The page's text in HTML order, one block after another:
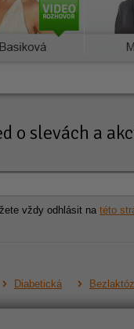
o slevách a
vždy odhlásit na této
Diabetická